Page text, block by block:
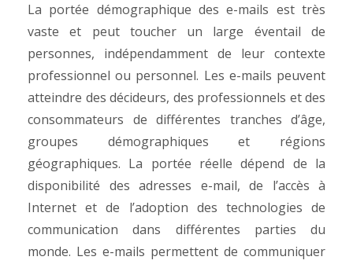
La portée démographique des e-mails est très
vaste et peut toucher un large éventail de
personnes, indépendamment de leur contexte
professionnel ou personnel. Les e-mails peuvent
atteindre des décideurs, des professionnels et des
consommateurs de différentes tranches d’âge,
groupes démographiques et régions
géographiques. La portée réelle dépend de la
disponibilité des adresses e-mail, de l’accès à
Internet et de l’adoption des technologies de
communication dans différentes parties du
monde. Les e-mails permettent de communiquer